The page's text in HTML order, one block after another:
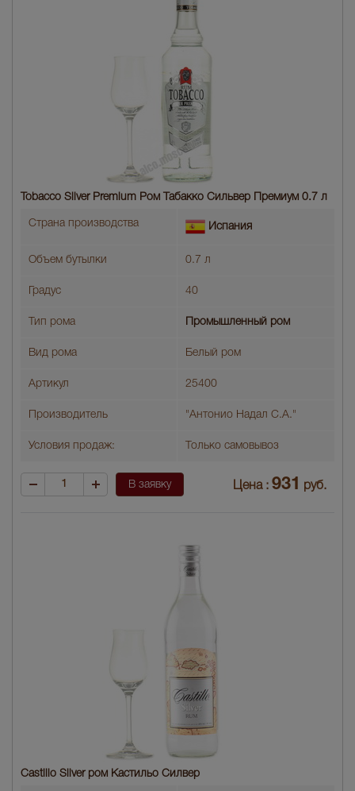
Tobacco Silver Premium Ром Табакко Сильвер Премиум 0.7 л
Страна производства Испания
Объем бутылки 0.7 л
Градус 40
Тип рома Промышленный ром
Вид рома Белый ром
Артикул 25400
Производитель "Антонио Надал С.А."
Условия продаж: Только самовывоз
В заявку Цена : 931 руб.
Castillo Silver ром Кастильо Силвер